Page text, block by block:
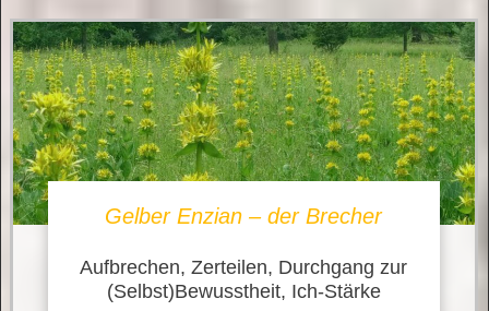
Gelber Enzian – der Brecher
Aufbrechen, Zerteilen, Durchgang zur
(Selbst)Bewusstheit, Ich-Stärke